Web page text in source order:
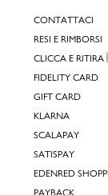
CONTATTACI
RESI E RIMBORSI
CLICCA E RITIRA
FIDELITY CARD
GIFT CARD
KLARNA
SCALAPAY
SATISPAY
EDENRED
PAYBACK